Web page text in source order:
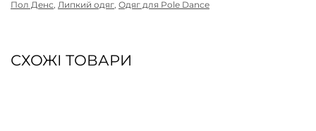
Пол Денс, Липкий одяг, Одяг для Pole Dance
СХОЖІ ТОВАРИ